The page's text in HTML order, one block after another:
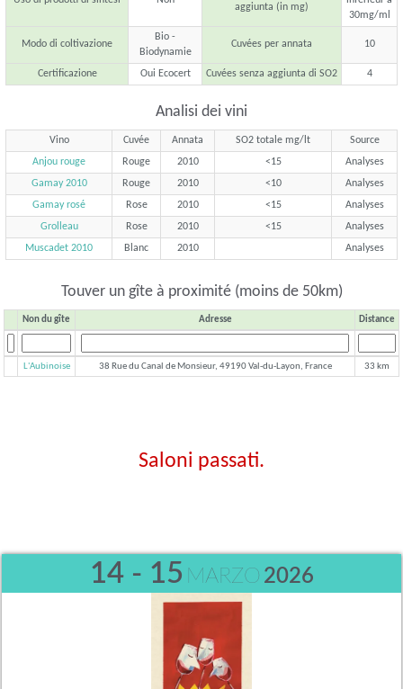
aggiunta (in mg)
30mg/ml
Modo di coltivazione
Bio -
Biodynamie
Cuvées per annata 10
Certificazione Oui Ecocert Cuvées senza aggiunta di SO2 4
Analisi dei vini
Vino Cuvée Annata SO2 totale mg/lt
Source
Anjou rouge
Rouge 2010 <15
Analyses
Gamay 2010
Rouge 2010 <10
Analyses
Gamay rosé
Rose 2010 <15
Analyses
Grolleau
Rose 2010 <15
Analyses
Muscadet 2010
Blanc 2010 Analyses
Touver un gîte à proximité (moins de 50km)
Non du gîte Adresse Distance
L'Aubinoise 38 Rue du Canal de Monsieur, 49190 Val-du-Layon, France 33 km
Saloni passati.
14 - 15 MARZO 2026